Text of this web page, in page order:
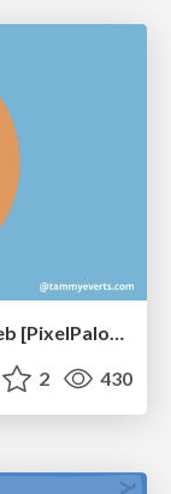
The Hidden Cost of Media on the Web [PixelPalooza 2025]
2 430